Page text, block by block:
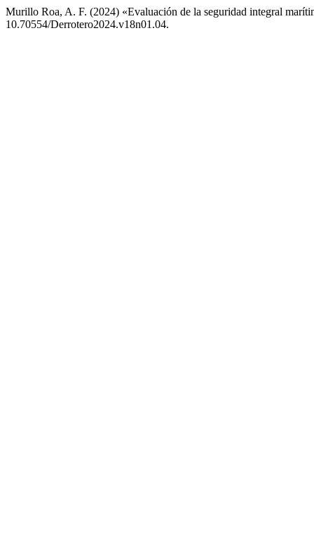
Murillo Roa, A. F. (2024) «Evaluación de la seguridad integral
10.70554/Derrotero2024.v18n01.04.